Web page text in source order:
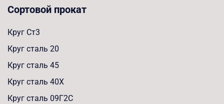
Сортовой прокат
Круг Ст3
Круг сталь 20
Круг сталь 45
Круг сталь 40Х
Круг сталь 09Г2С